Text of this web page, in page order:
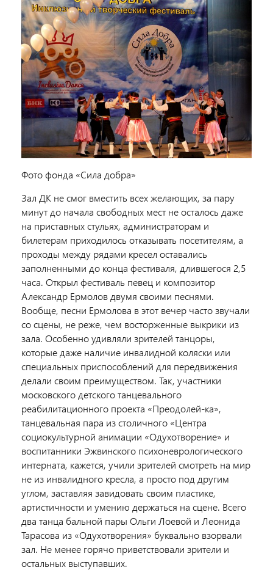
Фото фонда «Сила добра»
Зал ДК не смог вместить всех желающих, за пару
минут до начала свободных мест не осталось даже
на приставных стульях, администраторам и
билетерам приходилось отказывать посетителям, а
проходы между рядами кресел оставались
заполненными до конца фестиваля, длившегося 2,5
часа. Открыл фестиваль певец и композитор
Александр Ермолов двумя своими песнями.
Вообще, песни Ермолова в этот вечер часто звучали
со сцены, не реже, чем восторженные выкрики из
зала. Особенно удивляли зрителей танцоры,
которые даже наличие инвалидной коляски или
специальных приспособлений для передвижения
делали своим преимуществом. Так, участники
московского детского танцевального
реабилитационного проекта «Преодолей-ка»,
танцевальная пара из столичного «Центра
социокультурной анимации «Одухотворение» и
воспитанники Эжвинского психоневрологического
интерната, кажется, учили зрителей смотреть на мир
не из инвалидного кресла, а просто под другим
углом, заставляя завидовать своим пластике,
артистичности и умению держаться на сцене. Всего
два танца бальной пары Ольги Лоевой и Леонида
Тарасова из «Одухотворения» буквально взорвали
зал. Не менее горячо приветствовали зрители и
остальных выступавших.